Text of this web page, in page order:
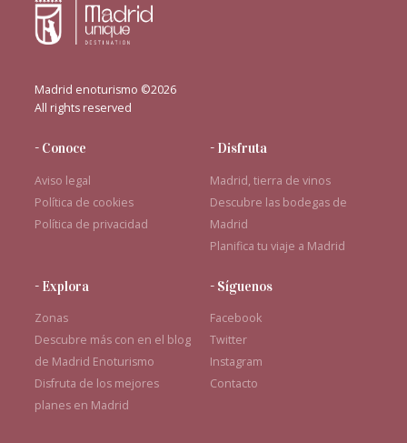
Madrid enoturismo ©2026
All rights reserved
- Conoce
Aviso legal
Política de cookies
Política de privacidad
- Disfruta
Madrid, tierra de vinos
Descubre las bodegas de
Madrid
Planifica tu viaje a Madrid
- Explora
Zonas
Descubre más con en el blog
de Madrid Enoturismo
Disfruta de los mejores
planes en Madrid
- Síguenos
Facebook
Twitter
Instagram
Contacto